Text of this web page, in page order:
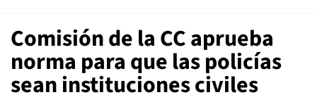
Comisión de la CC aprueba
norma para que las policías
sean instituciones civiles